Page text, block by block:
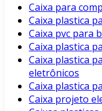
Caixa para
Caixa plastica
Caixa pvc para
Caixa plastica
Caixa plastica
eletrônicos
Caixa plastica
Caixa projeto